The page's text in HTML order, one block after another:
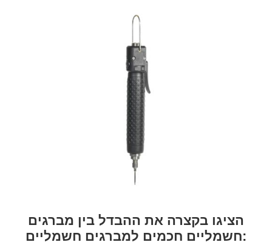
הציגו בקצרה את ההבדל בין מברגים
חשמליים חכמים למברגים חשמליים: